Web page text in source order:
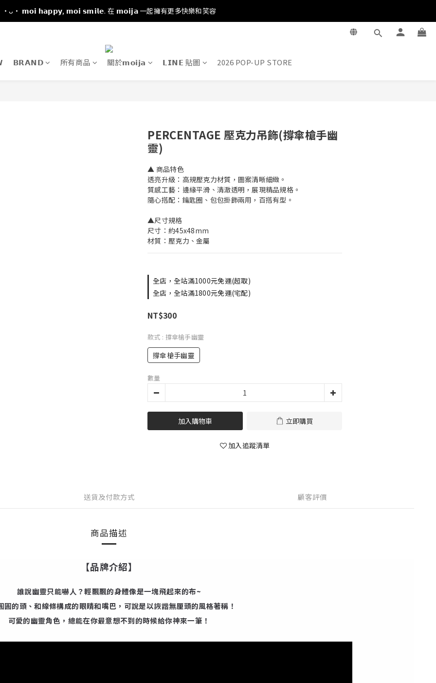
·ᴗ· 𝗺𝗼𝗶 𝗵𝗮𝗽𝗽𝘆, 𝗺𝗼𝗶 𝘀𝗺𝗶𝗹𝗲. 在 𝗺𝗼𝗶𝗷𝗮 一起擁有更多快樂和笑容
𝗕𝗥𝗔𝗡𝗗 所有商品 關於𝗺𝗼𝗶𝗷𝗮 𝗟𝗜𝗡𝗘 貼圖 2026 POP-UP STORE
PERCENTAGE 壓克力吊飾(撐傘槍手幽
靈)
▲ 商品特色
透亮升級：高規壓克力材質，圖案清晰細緻。
質感工藝：邊緣平滑、清澈透明，展現精品規格。
隨心搭配：鑰匙圈、包包掛飾兩用，百搭有型。
▲尺寸規格
尺寸：約45x48mm
材質：壓克力、金屬
全店，全站滿1000元免運(超取)
全店，全站滿1800元免運(宅配)
NT$300
款式 : 撐傘槍手幽靈
撐傘槍手幽靈
數量
加入購物車 立即購買
加入追蹤清單
送貨及付款方式 顧客評價
商品描述
【品牌介紹】
誰說幽靈只能嚇人？輕飄飄的身體像是一塊飛起來的布~
圓的頭、和線條構成的眼睛和嘴巴，可說是以詼諧無厘頭的風格著稱！
可愛的幽靈角色，總能在你最意想不到的時候給你神來一筆！